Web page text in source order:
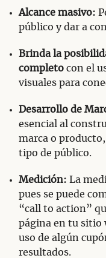
Alcance masivo:
público y dar a
Brinda la
completo con el
visuales para
Desarrollo de
esencial al
marca o
tipo de público.
Medición: La
pues se puede
“call to action”
página en tu sitio
uso de algún
resultados.